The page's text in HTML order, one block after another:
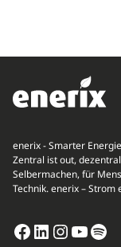
enerix - Smarter
Zentral ist out,
Selbermachen, für
Technik. enerix –
Facebook
LinkedIn